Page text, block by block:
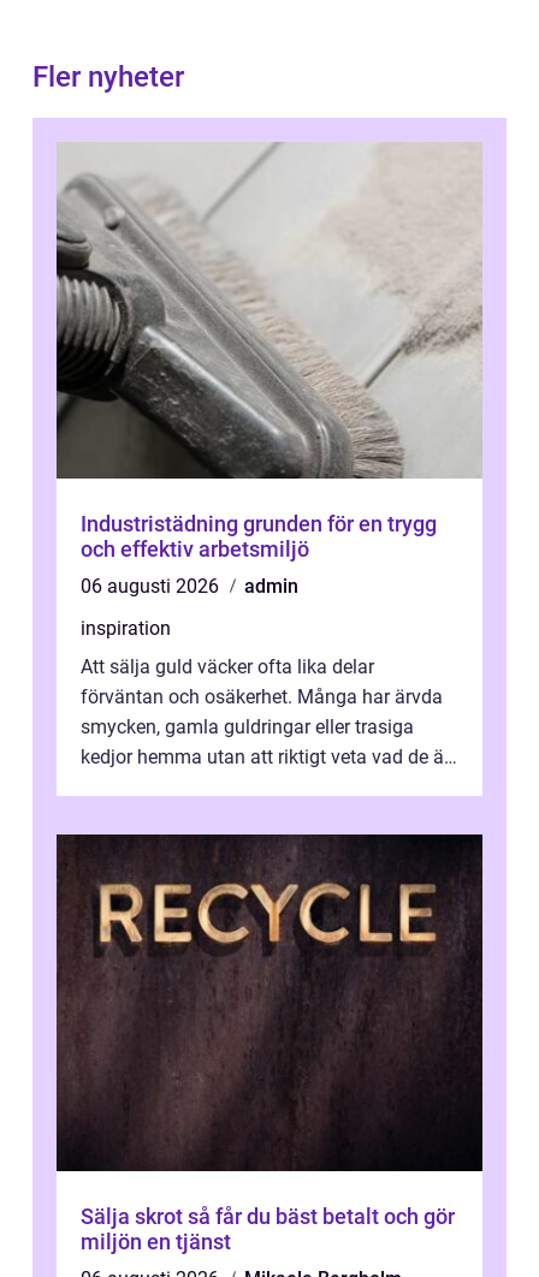
Fler nyheter
Industristädning grunden för en trygg
och effektiv arbetsmiljö
06 augusti 2026
admin
inspiration
Att sälja guld väcker ofta lika delar
förväntan och osäkerhet. Många har ärvda
smycken, gamla guldringar eller trasiga
kedjor hemma utan att riktigt veta vad de är
Sälja skrot så får du bäst betalt och gör
miljön en tjänst